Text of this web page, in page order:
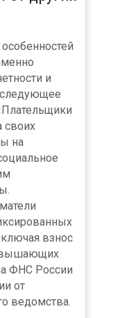
и
следующее
своих
на
взнос
ФНС России
от
ведомства.